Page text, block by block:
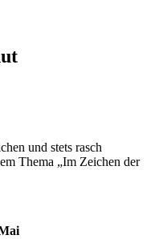
und stets rasch
Thema „Im Zeichen der